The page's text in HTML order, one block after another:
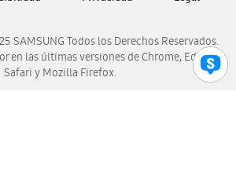
SAMSUNG Todos los Derechos Reservados.
en las últimas versiones de Chrome, Edge,
Safari y Mozilla Firefox.